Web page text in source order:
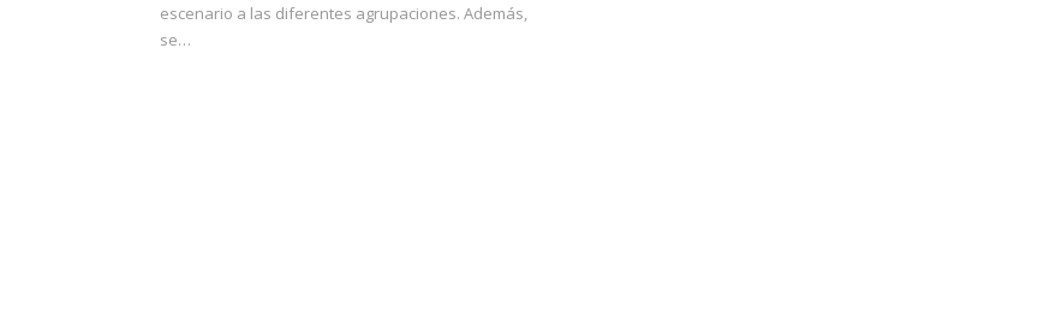
escenario a las diferentes agrupaciones. Además,
se…